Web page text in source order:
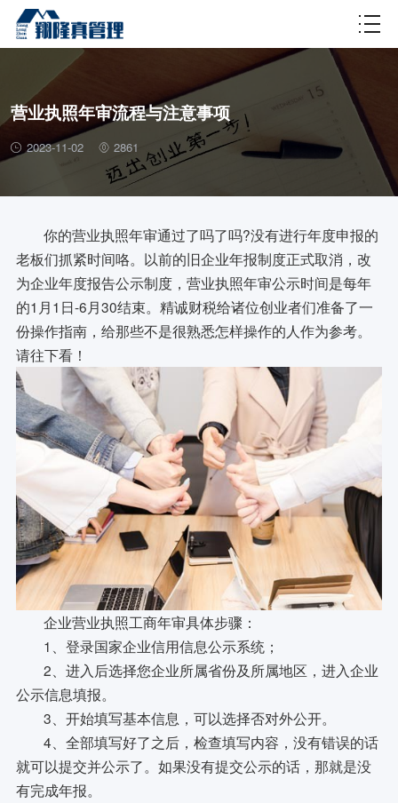
财税百科
营业执照年审流程与注意事项
2023-11-02 2861
你的营业执照年审通过了吗了吗?没有进行年度申报的
老板们抓紧时间咯。以前的旧企业年报制度正式取消，改
为企业年度报告公示制度，营业执照年审公示时间是每年
的1月1日-6月30结束。精诚财税给诸位创业者们准备了一
份操作指南，给那些不是很熟悉怎样操作的人作为参考。
请往下看！
企业营业执照工商年审具体步骤：
1、登录国家企业信用信息公示系统；
2、进入后选择您企业所属省份及所属地区，进入企业
公示信息填报。
3、开始填写基本信息，可以选择否对外公开。
4、全部填写好了之后，检查填写内容，没有错误的话
就可以提交并公示了。如果没有提交公示的话，那就是没
有完成年报。